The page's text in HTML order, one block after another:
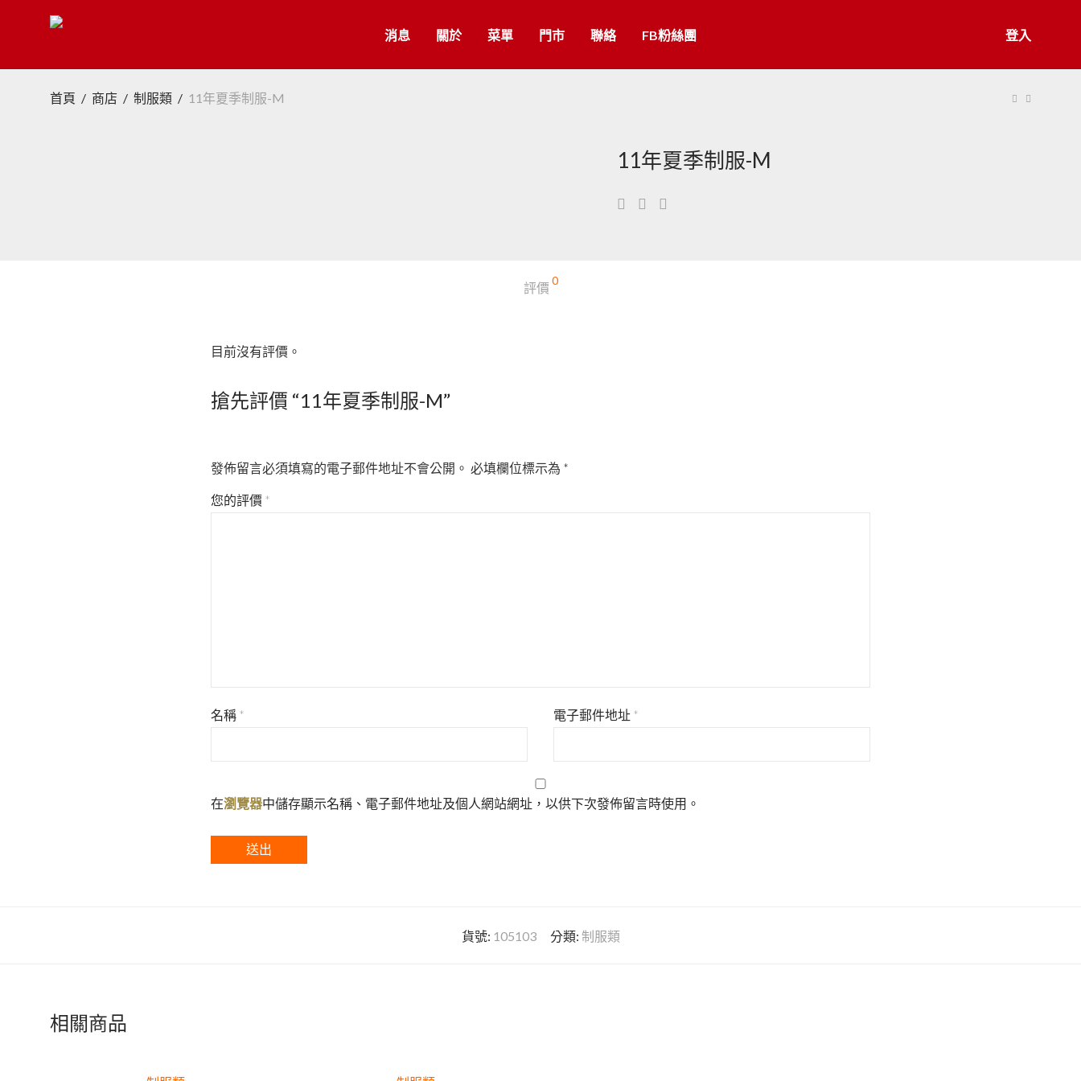
消息 關於 菜單 門市 聯絡 FB粉絲團 登入
首頁 / 商店 / 制服類 / 11年夏季制服-M
11年夏季制服-M
評價 0
目前沒有評價。
搶先評價 “11年夏季制服-M”
發佈留言必須填寫的電子郵件地址不會公開。 必填欄位標示為 *
您的評價 *
名稱 * 電子郵件地址 *
在瀏覽器中儲存顯示名稱、電子郵件地址及個人網站網址，以供下次發佈留言時使用。
貨號: 105103 分類: 制服類
相關商品